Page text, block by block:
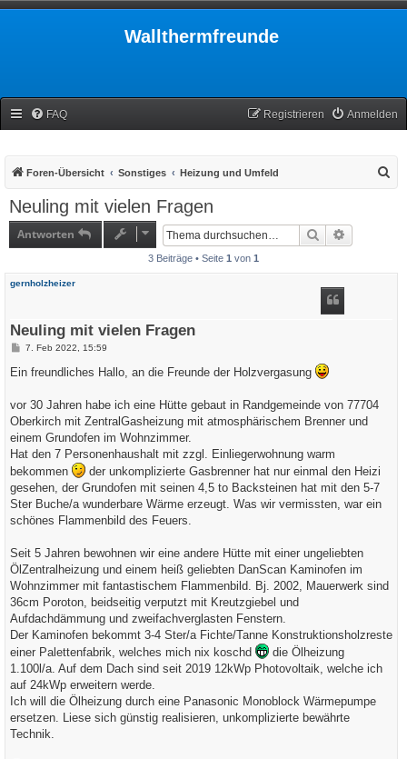
Wallthermfreunde
FAQ Anmelden
Registrieren
Foren-Übersicht Sonstiges Heizung und Umfeld
Neuling mit vielen Fragen
Antworten Suche
3 Beiträge • Seite 1 von 1
gernholzheizer
Neuling mit vielen Fragen
B
i
t
a
g
7. Feb 2022, 15:59
Ein freundliches Hallo, an die Freunde der Holzvergasung
vor 30 Jahren habe ich eine Hütte gebaut in Randgemeinde von 77704
Oberkirch mit ZentralGasheizung mit atmosphärischem Brenner und
einem Grundofen im Wohnzimmer.
Hat den 7 Personenhaushalt mit zzgl. Einliegerwohnung warm
bekommen
der unkomplizierte Gasbrenner hat nur einmal den Heizi
gesehen, der Grundofen mit seinen 4,5 to Backsteinen hat mit den 5-7
Ster Buche/a wunderbare Wärme erzeugt. Was wir vermissten, war ein
schönes Flammenbild des Feuers.
Seit 5 Jahren bewohnen wir eine andere Hütte mit einer ungeliebten
ÖlZentralheizung und einem heiß geliebten DanScan Kaminofen im
Wohnzimmer mit fantastischem Flammenbild. Bj. 2002, Mauerwerk sind
36cm Poroton, beidseitig verputzt mit Kreutzgiebel und
Aufdachdämmung und zweifachverglasten Fenstern.
Der Kaminofen bekommt 3-4 Ster/a Fichte/Tanne Konstruktionsholzreste
einer Palettenfabrik, welches mich nix koschd
die Ölheizung
1.100l/a. Auf dem Dach sind seit 2019 12kWp Photovoltaik, welche ich
auf 24kWp erweitern werde.
Ich will die Ölheizung durch eine Panasonic Monoblock Wärmepumpe
ersetzen. Liese sich günstig realisieren, unkomplizierte bewährte
Technik.